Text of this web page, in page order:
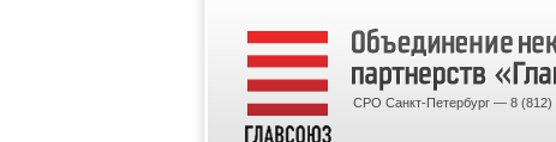
СРО Санкт-Петербург — 8 (812)